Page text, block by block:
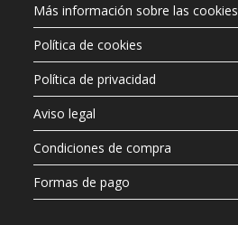
Más información sobre las cookies
Política de cookies
Política de privacidad
Aviso legal
Condiciones de compra
Formas de pago